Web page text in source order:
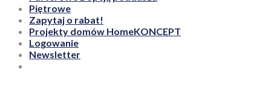
Piętrowe
Zapytaj o rabat!
Projekty domów HomeKONCEPT
Logowanie
Newsletter